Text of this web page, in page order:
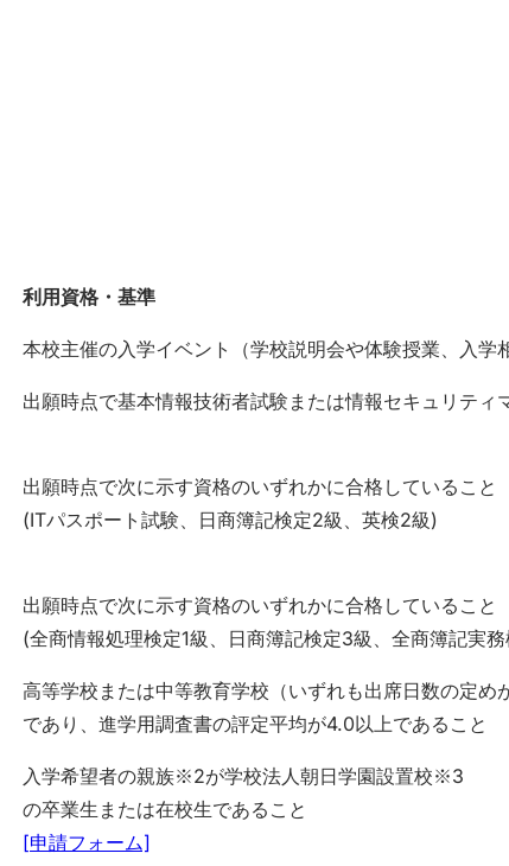
利用資格・基準
利用資格・基準
本校主催の入学イベント（学校説明会や体験授業、入学
出願時点で基本情報技術者試験または情報セキュリティ
出願時点で次に示す資格のいずれかに合格していること
(ITパスポート試験、日商簿記検定2級、英検2級)
出願時点で次に示す資格のいずれかに合格していること
(全商情報処理検定1級、日商簿記検定3級、全商簿記実
高等学校または中等教育学校（いずれも出席日数の定
であり、進学用調査書の評定平均が4.0以上であること
入学希望者の親族※2が学校法人朝日学園設置校※3
の卒業生または在校生であること
[申請フォーム]